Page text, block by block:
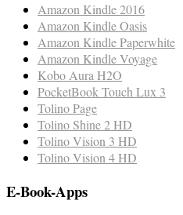
Amazon Kindle 2016
Amazon Kindle Oasis
Amazon Kindle Paperwhite
Amazon Kindle Voyage
Kobo Aura H2O
PocketBook Touch Lux 3
Tolino Page
Tolino Shine 2 HD
Tolino Vision 3 HD
Tolino Vision 4 HD
E-Book-Apps